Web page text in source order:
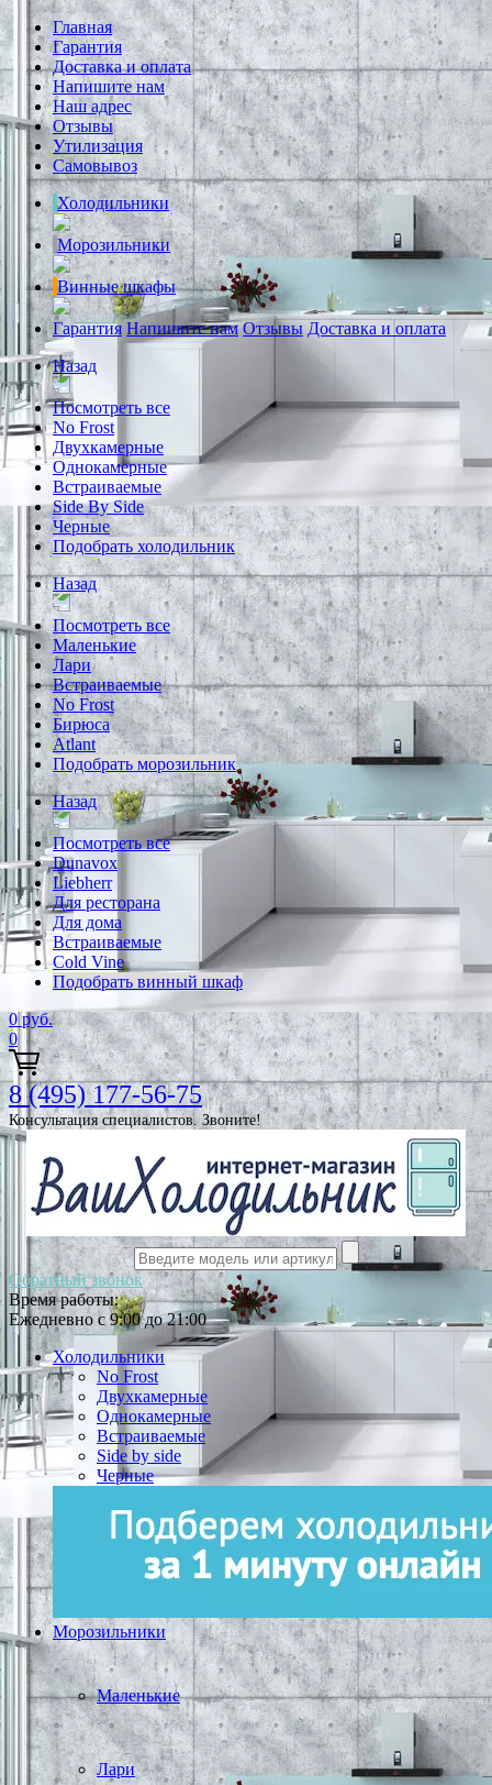
Главная
Гарантия
Доставка и оплата
Напишите нам
Наш адрес
Отзывы
Утилизация
Самовывоз
Холодильники
Морозильники
Винные шкафы
Гарантия Напишите нам Отзывы Доставка и оплата
Назад
Посмотреть все
No Frost
Двухкамерные
Однокамерные
Встраиваемые
Side By Side
Черные
Подобрать холодильник
Назад
Посмотреть все
Маленькие
Лари
Встраиваемые
No Frost
Бирюса
Atlant
Подобрать морозильник
Назад
Посмотреть все
Dunavox
Liebherr
Для ресторана
Для дома
Встраиваемые
Cold Vine
Подобрать винный шкаф
0 руб.
0
8 (495) 177-56-75
Консультация специалистов. Звоните!
Обратный звонок
Время работы:
Ежедневно с 9:00 до 21:00
Холодильники
No Frost
Двухкамерные
Однокамерные
Встраиваемые
Side by side
Черные
Морозильники
Маленькие
Лари